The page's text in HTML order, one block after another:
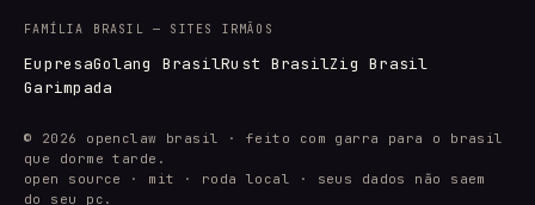
FAMÍLIA BRASIL — SITES IRMÃOS
EupresaGolang BrasilRust BrasilZig Brasil
Garimpada
© 2026 openclaw brasil · feito com garra para o brasil
que dorme tarde.
open source · mit · roda local · seus dados não saem
do seu pc.